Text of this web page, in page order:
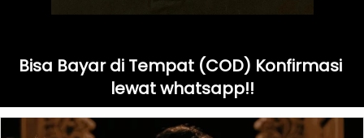
Bisa Bayar di Tempat (COD) Konfirmasi
lewat whatsapp!!